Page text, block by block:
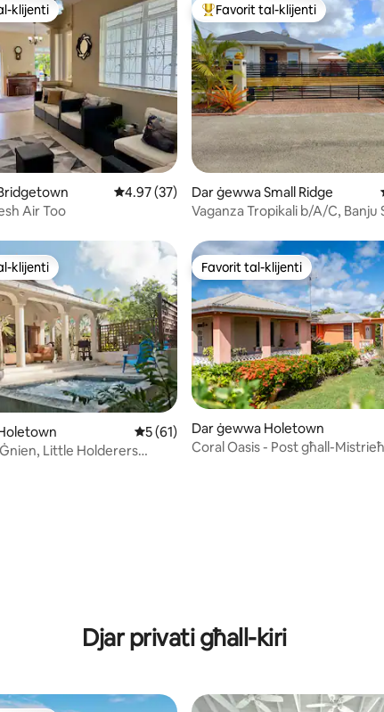
5, skont dan-numru ta' reviews: 74
aqwa favoriti tal-klijenti
klijenti
Rating medju ta' 4.97 minn 5, skont dan-
4.97 (37)
Air Too
Wieħed mill-aqwa favoriti tal-
Favorit tal-klijenti
Dar ġewwa Small Ridge
Vaganza Tropikali b/A/C, Banju
5, skont dan-numru ta' reviews: 30
aqwa favoriti tal-klijenti
klijenti
Rating medju ta' 5 minn 5, skont dan-
5 (61)
Little Holderers
Favorit tal-klijenti
Favorit tal-klijenti
Dar ġewwa Holetown
Coral Oasis - Post għall-
Djar privati għall-kiri